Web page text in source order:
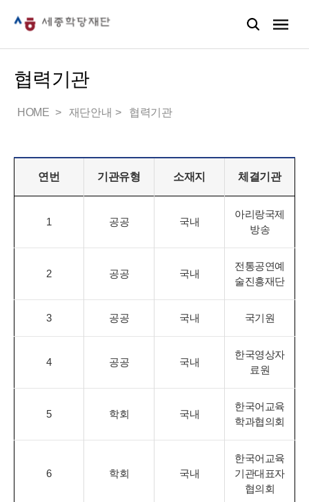
협력기관
HOME 재단안내 협력기관
연번 기관유형 소재지 체결기관
1 공공 국내
아리랑국제
방송
2 공공 국내
전통공연예
술진흥재단
3 공공 국내 국기원
4 공공 국내
한국영상자
료원
5 학회 국내
한국어교육
학과협의회
6 학회 국내
한국어교육
기관대표자
협의회